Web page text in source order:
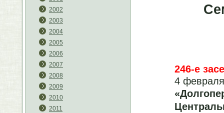
2002
2003
2004
2005
2006
2007
2008
2009
2010
2011
246-е
4